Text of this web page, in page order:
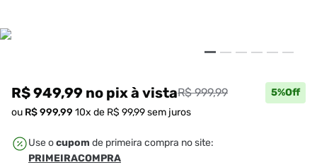
R$ 949,99 no pixà vistaR$ 999,99 5%Off
ou R$999,99 10x de R$ 99,99sem juros
Use ocupom de primeira compra no site:
PRIMEIRACOMPRA